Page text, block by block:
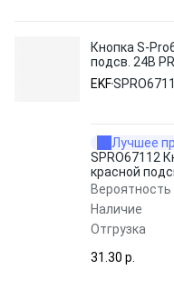
Кнопка S-
подсв. 24В
EKF
Лучшее
SPRO67112
красной
Вероятность
Наличие
Отгрузка
31.30 p.